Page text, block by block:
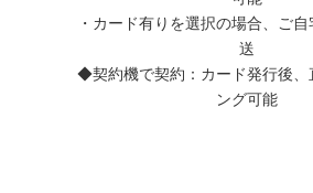
・カード有りを選択の場合、ご
送
◆契約機で契約：カード発行後、
ング可能